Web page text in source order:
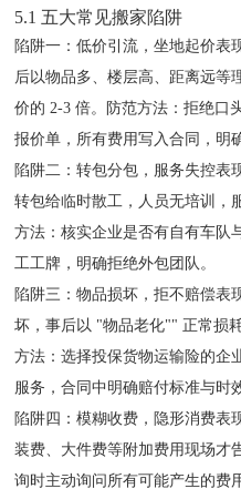
5.1 五大常见搬家陷阱
陷阱一：低价引流，坐地起价表
后以物品多、楼层高、距离远等
价的 2-3 倍。防范方法：拒绝口
报价单，所有费用写入合同，明
陷阱二：转包分包，服务失控表
转包给临时散工，人员无培训，
方法：核实企业是否有自有车队
工工牌，明确拒绝外包团队。
陷阱三：物品损坏，拒不赔偿表
坏，事后以 "物品老化"" 正常损
方法：选择投保货物运输险的企
服务，合同中明确赔付标准与时
陷阱四：模糊收费，隐形消费表
装费、大件费等附加费用现场才
询时主动询问所有可能产生的费